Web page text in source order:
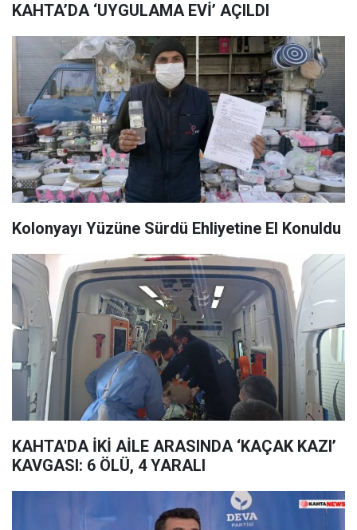
KAHTA’DA ‘UYGULAMA EVİ’ AÇILDI
Kolonyayı Yüzüne Sürdü Ehliyetine El Konuldu
KAHTA'DA İKİ AİLE ARASINDA ‘KAÇAK KAZI’
KAVGASI: 6 ÖLÜ, 4 YARALI